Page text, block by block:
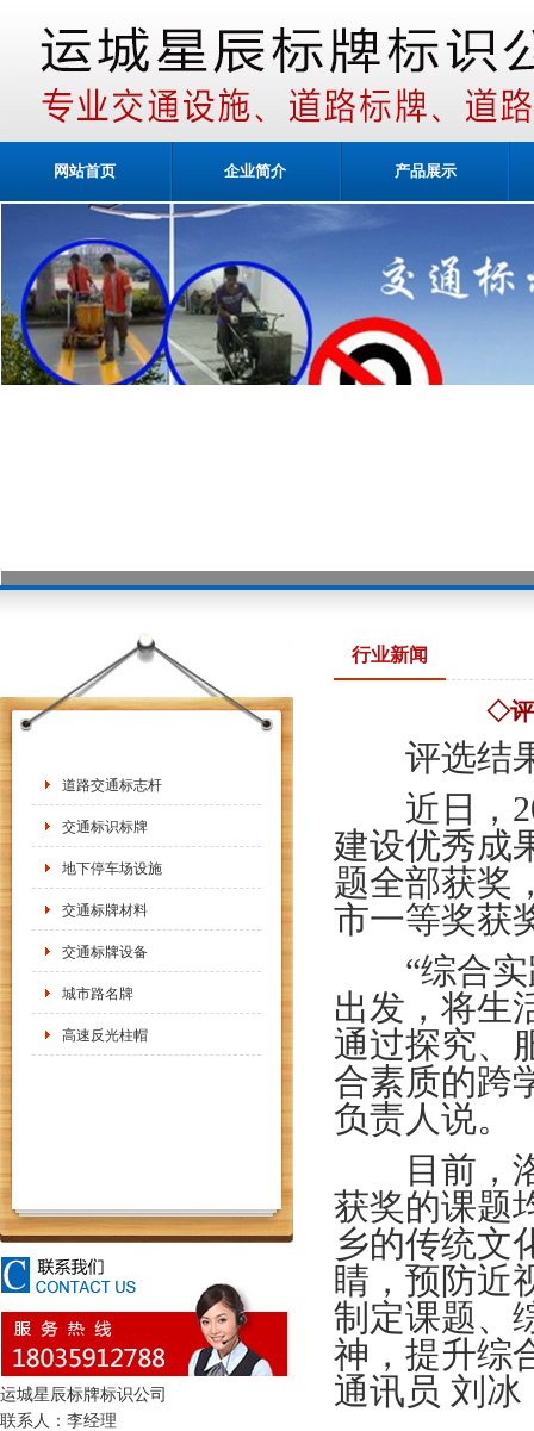
网站首页 企业简介 产品展示
道路交通标志杆
交通标识标牌
地下停车场设施
交通标牌材料
交通标牌设备
城市路名牌
高速反光柱帽
运城星辰标牌标识公司
联系人：李经理
行业新闻
◇评
评选结果
近日，
建设优秀成
题全部获奖
市一等奖获
“综合实
出发，将生
通过探究、
合素质的跨
负责人说。
目前，洛
获奖的课题
乡的传统文
睛，预防近
制定课题、
神，提升综
通讯员 刘冰